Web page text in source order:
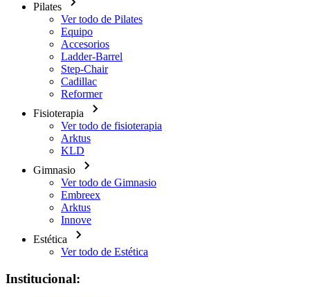
Pilates
Ver todo de Pilates
Equipo
Accesorios
Ladder-Barrel
Step-Chair
Cadillac
Reformer
Fisioterapia
Ver todo de fisioterapia
Arktus
KLD
Gimnasio
Ver todo de Gimnasio
Embreex
Arktus
Innove
Estética
Ver todo de Estética
Institucional: